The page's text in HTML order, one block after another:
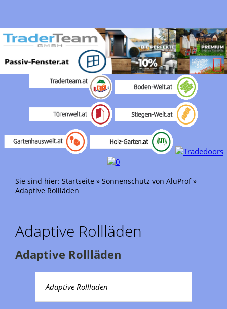
Sie sind hier: Startseite » Sonnenschutz von AluProf»
Adaptive Rollläden
Adaptive Rollläden
Adaptive Rollläden
Adaptive Rollläden